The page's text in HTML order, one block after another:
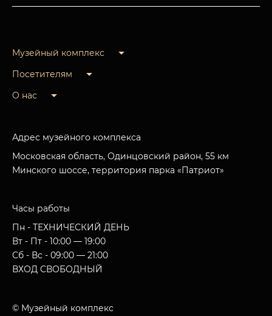
Музейный комплекс
Посетителям
О нас
Адрес музейного комплекса
Московская область, Одинцовский район, 55 км
Минского шоссе, территория парка «Патриот»
Часы работы
Пн - ТЕХНИЧЕСКИЙ ДЕНЬ
Вт - Пт - 10:00 — 19:00
Сб - Вс - 09:00 — 21:00
ВХОД СВОБОДНЫЙ
© Музейный комплекс